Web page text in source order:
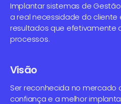
Implantar sistemas de
a real necessidade do
resultados que efetivamente
processos.
Visão
Ser reconhecida no mercado
confiança e a melhor